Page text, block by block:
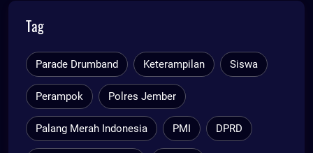
Tag
Parade Drumband Keterampilan Siswa
Perampok Polres Jember
Palang Merah Indonesia PMI DPRD